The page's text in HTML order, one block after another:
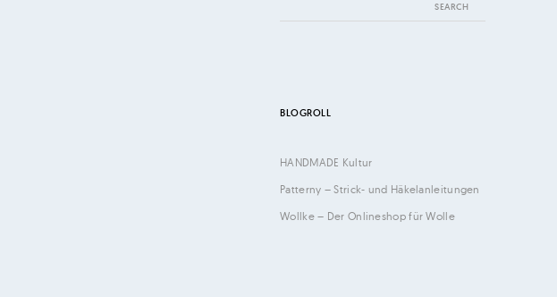
for:
BLOGROLL
HANDMADE Kultur
Patterny – Strick- und Häkelanleitungen
Wollke – Der Onlineshop für Wolle